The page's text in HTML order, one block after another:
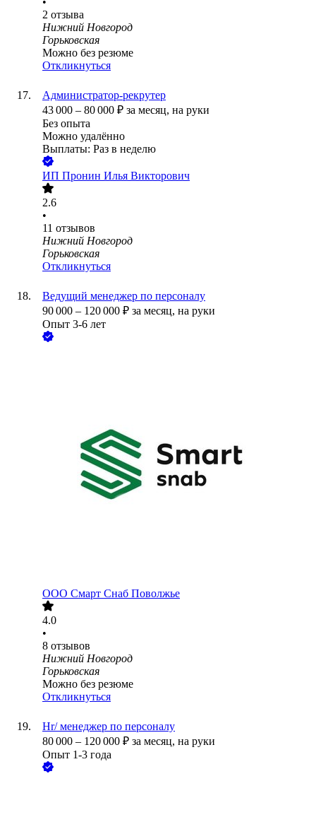
2 отзыва
Нижний Новгород
Горьковская
Можно без резюме
Откликнуться
Администратор-рекрутер
43 000 – 80 000 ₽ за месяц, на руки
Без опыта
Можно удалённо
Выплаты: Раз в неделю
ИП Пронин Илья Викторович
2.6
•
11 отзывов
Нижний Новгород
Горьковская
Откликнуться
Ведущий менеджер по персоналу
90 000 – 120 000 ₽ за месяц, на руки
Опыт 3-6 лет
ООО Смарт Снаб Поволжье
4.0
•
8 отзывов
Нижний Новгород
Горьковская
Можно без резюме
Откликнуться
Hr/ менеджер по персоналу
80 000 – 120 000 ₽ за месяц, на руки
Опыт 1-3 года